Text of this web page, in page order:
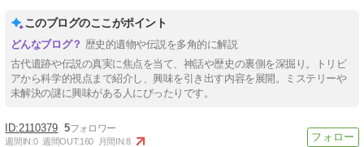
このブログのここがポイント
歴史的遺物や伝説を多角的に解説
古代遺跡や伝説の真実に焦点を当て、神話や歴史の裏側を深掘り。トリビ
アから科学的視点まで紹介し、興味を引き出す内容を展開。ミステリーや
未解決の謎に興味がある人にぴったりです。
2110379 5
週間IN:0 週間OUT:160 月間IN:8